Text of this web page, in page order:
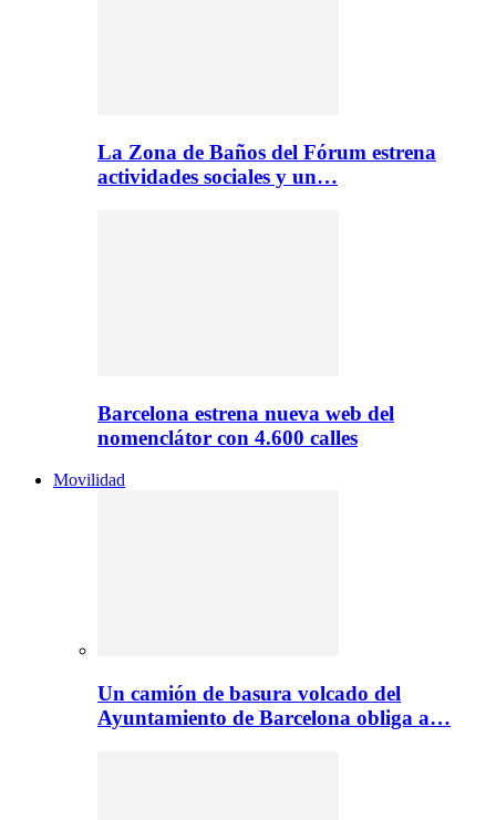
La Zona de Baños del Fórum estrena
actividades sociales y un…
Barcelona estrena nueva web del
nomenclátor con 4.600 calles
Movilidad
Un camión de basura volcado del
Ayuntamiento de Barcelona obliga a…